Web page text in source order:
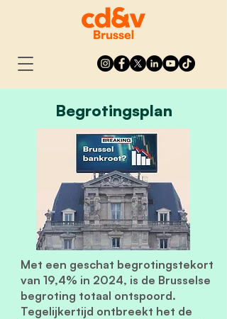
Begrotingsplan
Met een geschat begrotingstekort
van 19,4% in 2024, is de Brusselse
begroting totaal ontspoord.
Tegelijkertijd ontbreekt het de